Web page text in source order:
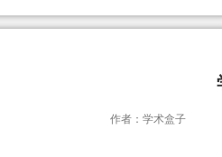
作者：学术盒子